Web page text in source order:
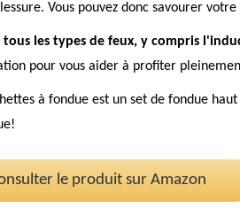
Vous pouvez donc savourer
les types de feux, y compris
pour vous aider à profiter
à fondue est un set de fondue
le produit sur Amazon